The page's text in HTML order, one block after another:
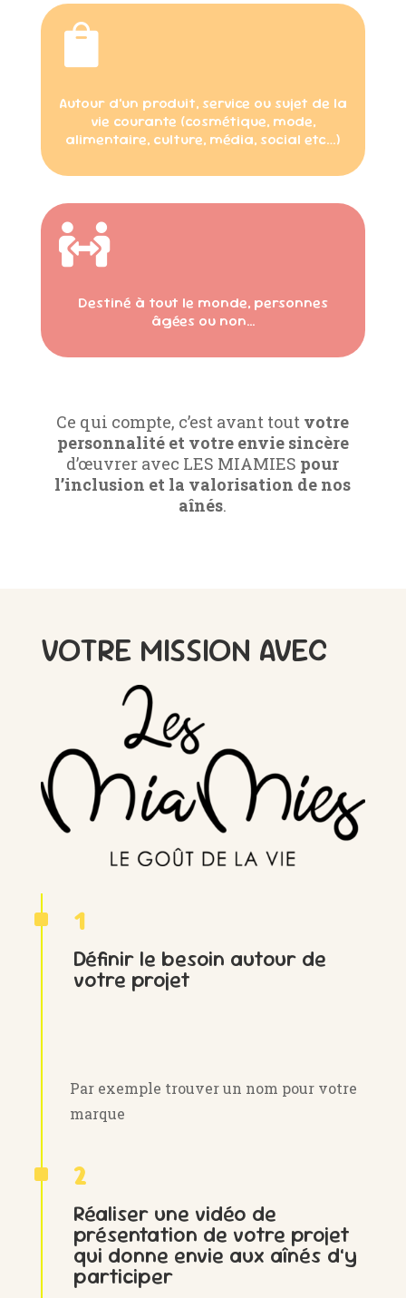

Autour d’un produit, service ou sujet de la
vie courante (cosmétique, mode,
alimentaire, culture, média, social etc…)

Destiné à tout le monde, personnes
âgées ou non...
Ce qui compte, c’est avant tout votre
personnalité et votre envie sincère
d’œuvrer avec LES MIAMIES pour
l’inclusion et la valorisation de nos
aînés.
VOTRE MISSION AVEC
^ 1
Définir le besoin autour de
votre projet
Par exemple trouver un nom pour votre
marque
^ 2
Réaliser une vidéo de
présentation de votre projet
qui donne envie aux aînés d’y
participer